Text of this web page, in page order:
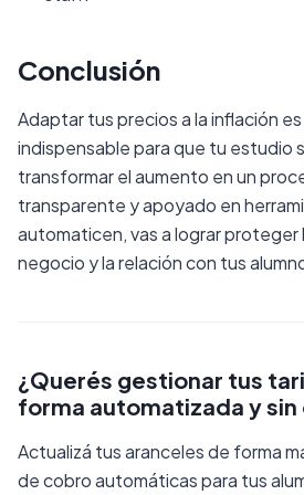
Conclusión
Adaptar tus precios a la inflación
indispensable para que tu estudio
transformar el aumento en un
transparente y apoyado en
automaticen, vas a lograr proteger
negocio y la relación con tus
¿Querés gestionar tus
forma automatizada y sin
Actualizá tus aranceles de forma
de cobro automáticas para tus